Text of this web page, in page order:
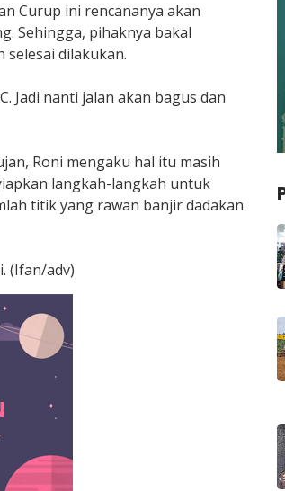
Curup ini rencananya akan
Sehingga, pihaknya bakal
selesai dilakukan.
Jadi nanti jalan akan bagus dan
Roni mengaku hal itu masih
langkah-langkah untuk
titik yang rawan banjir dadakan
(Ifan/adv)